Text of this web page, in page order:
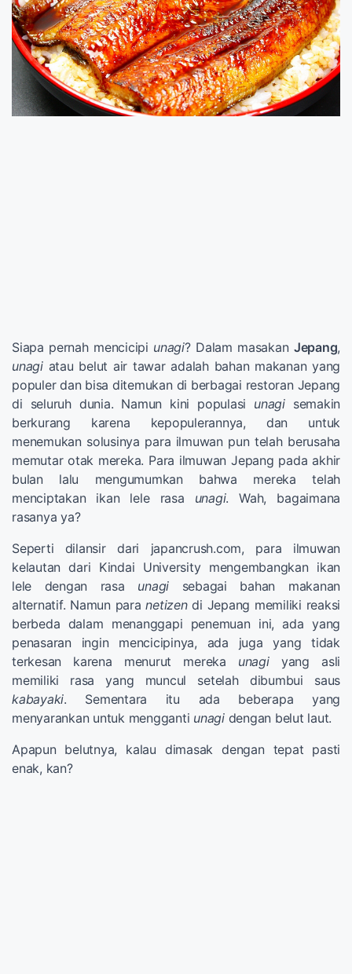
Siapa pernah mencicipi unagi? Dalam masakan Jepang,
unagiatau belut air tawar adalah bahan makanan yang
populer dan bisa ditemukan di berbagai restoran Jepang
di seluruh dunia. Namun kini populasi unagisemakin
berkurang karena kepopulerannya, dan untuk
menemukan solusinya para ilmuwan pun telah berusaha
memutar otak mereka. Para ilmuwan Jepang pada akhir
bulan lalu mengumumkan bahwa mereka telah
menciptakan ikan lele rasa unagi. Wah, bagaimana
rasanya ya?
Seperti dilansir dari japancrush.com, para ilmuwan
kelautan dari Kindai University mengembangkan ikan
lele dengan rasa unagi sebagai bahan makanan
alternatif. Namun paranetizendi Jepang memiliki reaksi
berbeda dalam menanggapi penemuan ini, ada yang
penasaran ingin mencicipinya, ada juga yang tidak
terkesan karena menurut mereka unagiyang asli
memiliki rasa yang muncul setelah dibumbui saus
kabayaki. Sementara itu ada beberapa yang
menyarankan untuk mengganti unagidengan belut laut.
Apapun belutnya, kalau dimasak dengan tepat pasti
enak, kan?